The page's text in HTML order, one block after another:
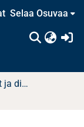
Selaa Osuvaa
Pro gradu -tutkielmat ja diplomityöt